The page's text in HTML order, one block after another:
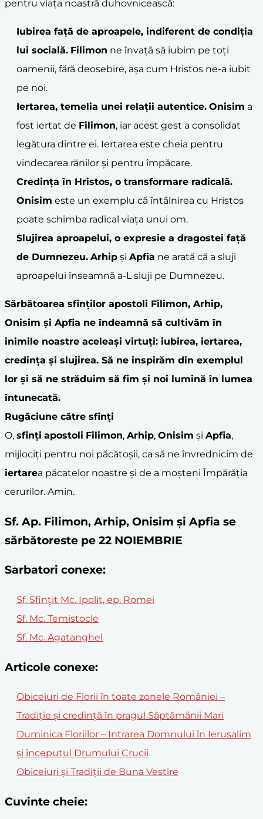
pentru viața noastră duhovnicească:
Iubirea față de aproapele, indiferent de condiția
lui socială. Filimon ne învață să iubim pe toți
oamenii, fără deosebire, așa cum Hristos ne-a iubit
pe noi.
Iertarea, temelia unei relații autentice. Onisim a
fost iertat de Filimon, iar acest gest a consolidat
legătura dintre ei. Iertarea este cheia pentru
vindecarea rănilor și pentru împăcare.
Credința în Hristos, o transformare radicală.
Onisim este un exemplu că întâlnirea cu Hristos
poate schimba radical viața unui om.
Slujirea aproapelui, o expresie a dragostei față
de Dumnezeu. Arhip și Apfia ne arată că a sluji
aproapelui înseamnă a-L sluji pe Dumnezeu.
Sărbătoarea sfinților apostoli Filimon, Arhip,
Onisim și Apfia ne îndeamnă să cultivăm în
inimile noastre aceleași virtuți: iubirea, iertarea,
credința și slujirea. Să ne inspirăm din exemplul
lor și să ne străduim să fim și noi lumină în lumea
întunecată.
Rugăciune către sfinți
O, sfinți apostoli Filimon, Arhip, Onisim și Apfia,
mijlociți pentru noi păcătoșii, ca să ne învrednicim de
iertarea păcatelor noastre și de a moșteni Împărăția
cerurilor. Amin.
Sf. Ap. Filimon, Arhip, Onisim și Apfia se
sărbătoreste pe 22 NOIEMBRIE
Sarbatori conexe:
Sf. Sfințit Mc. Ipolit, ep. Romei
Sf. Mc. Temistocle
Sf. Mc. Agatanghel
Articole conexe:
Obiceiuri de Florii în toate zonele României –
Tradiție și credință în pragul Săptămânii Mari
Duminica Floriilor – Intrarea Domnului în Ierusalim
și începutul Drumului Crucii
Obiceiuri și Tradiții de Buna Vestire
Cuvinte cheie: